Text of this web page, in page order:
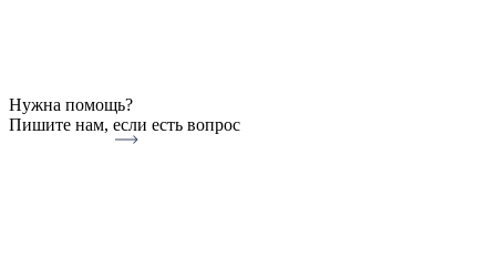
Нужна помощь?
Пишите нам, если есть вопрос